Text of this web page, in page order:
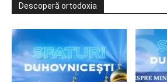
Descoperă ortodoxia